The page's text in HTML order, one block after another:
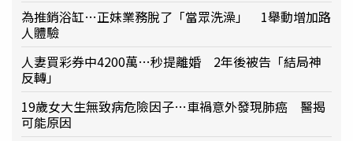
為推銷浴缸…正妹業務脫了「當眾洗澡」 1舉動增加路
人體驗
人妻買彩券中4200萬…秒提離婚 2年後被告「結局神
反轉」
19歲女大生無致病危險因子…車禍意外發現肺癌 醫揭
可能原因